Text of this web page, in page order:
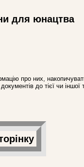
для юнацтва
про них,
до тієї чи іншої